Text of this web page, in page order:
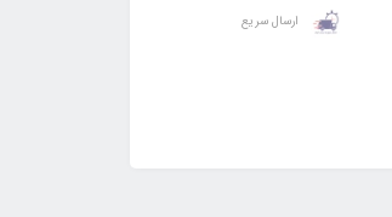
ارسال سریع